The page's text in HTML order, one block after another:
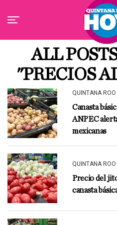
ALL
"PRECIOS
QUINTANA ROO
Canasta
ANPEC
mexicanas
QUINTANA ROO
Precio del
canasta